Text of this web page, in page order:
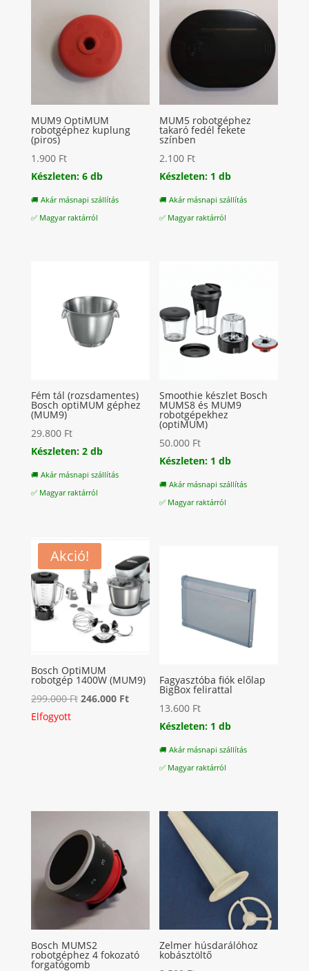
MUM9 OptiMUM
robotgéphez kuplung
(piros)
1.900 Ft
Készleten: 6 db
🚚 Akár másnapi szállítás
✅ Magyar raktárról
MUM5 robotgéphez
takaró fedél fekete
színben
2.100 Ft
Készleten: 1 db
🚚 Akár másnapi szállítás
✅ Magyar raktárról
Fém tál (rozsdamentes)
Bosch optiMUM géphez
(MUM9)
29.800 Ft
Készleten: 2 db
🚚 Akár másnapi szállítás
✅ Magyar raktárról
Smoothie készlet Bosch
MUMS8 és MUM9
robotgépekhez
(optiMUM)
50.000 Ft
Készleten: 1 db
🚚 Akár másnapi szállítás
✅ Magyar raktárról
Akció!
Bosch OptiMUM
robotgép 1400W (MUM9)
299.000Ft Original
246.000 FtCurrent
246.000 Ft.
Elfogyott
Fagyasztóba fiók előlap
BigBox felirattal
13.600 Ft
Készleten: 1 db
🚚 Akár másnapi szállítás
✅ Magyar raktárról
Bosch MUMS2
robotgéphez 4 fokozató
forgatógomb
Zelmer húsdarálóhoz
kobásztöltő